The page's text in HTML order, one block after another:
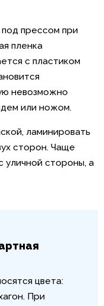
прессом при
пленка
с пластиком
невозможно
или ножом.
ламинировать
сторон. Чаще
уличной стороны, а
цвета:
При